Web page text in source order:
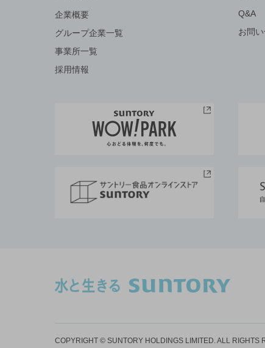
企業概要
グループ企業一覧
事業所一覧
採用情報
Q&A
お問
COPYRIGHT © SUNTORY HOLDINGS LIMITED.ALL RIGHTS